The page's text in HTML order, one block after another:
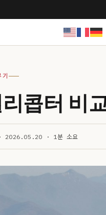
기
콥터 비
2026.05.20 · 1분 소요